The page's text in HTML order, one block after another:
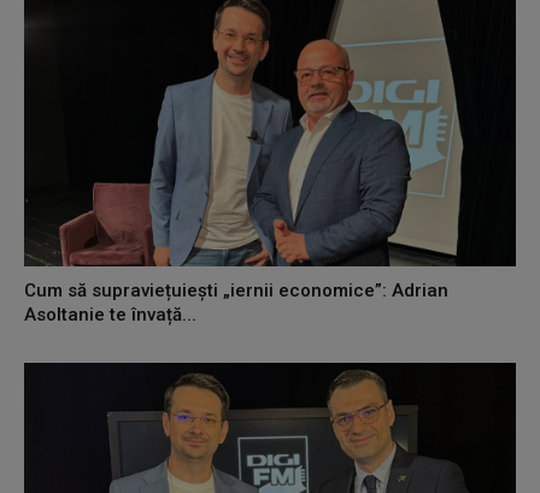
Cum să supraviețuiești „iernii economice”: Adrian
Asoltanie te învață...